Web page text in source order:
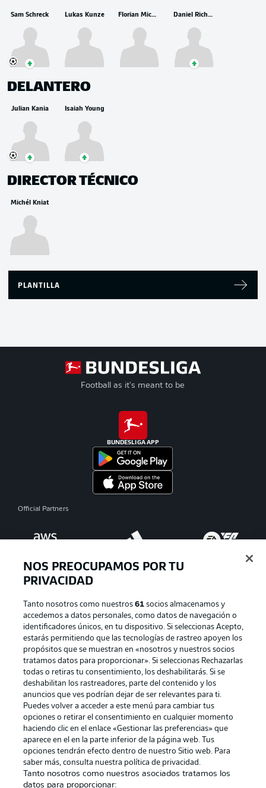
Sam Schreck Lukas Kunze Florian Micheler Daniel Richter
DELANTERO
Julian Kania Isaiah Young
DIRECTOR TÉCNICO
Michél Kniat
PLANTILLA
Football as it's meant to be
BUNDESLIGA APP
Official Partners
Publicidad Aviso legal
Gestionar las preferencias
Canales Trabajos
Jugadores Condiciones de uso
NOS PREOCUPAMOS POR TU
PRIVACIDAD
Tanto nosotros como nuestros 61socios almacenamos y
accedemos a datos personales, como datos de navegación o
identificadores únicos, en tu dispositivo. Si seleccionas Acepto,
estarás permitiendo que las tecnologías de rastreo apoyen los
propósitos que se muestran en «nosotros y nuestros socios
tratamos datos para proporcionar». Si seleccionas Rechazarlas
todas o retiras tu consentimiento, los deshabilitarás. Si se
deshabilitan los rastreadores, parte del contenido y los
anuncios que ves podrían dejar de ser relevantes para ti.
Puedes volver a acceder a este menú para cambiar tus
opciones o retirar el consentimiento en cualquier momento
haciendo clic en el enlace «Gestionar las preferencias» que
aparece en el en la parte inferior de la página web. Tus
opciones tendrán efecto dentro de nuestro Sitio web. Para
saber más, consulta nuestra política de privacidad.
Tanto nosotros como nuestros asociados tratamos los
datos para proporcionar: